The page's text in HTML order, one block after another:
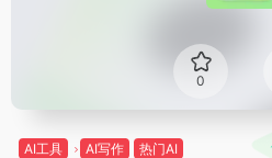
0
AI工具 AI写作 热门AI